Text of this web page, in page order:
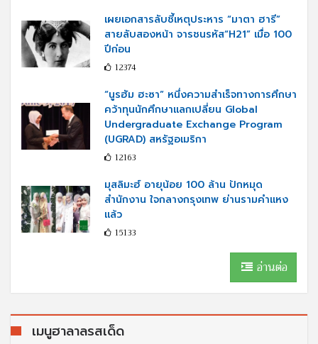
เผยเอกสารลับชี้เหตุประหาร “มาตา ฮารี”
สายลับสองหน้า จารชนรหัส“H21” เมื่อ 100
ปีก่อน
12374
“นูรฮัม ฮะซา” หนึ่งความสำเร็จทางการศึกษา
คว้าทุนนักศึกษาแลกเปลี่ยน Global
Undergraduate Exchange Program
(UGRAD) สหรัฐอเมริกา
12163
มุสลิมะฮ์ อายุน้อย 100 ล้าน ปักหมุด
สำนักงาน ใจกลางกรุงเทพ ย่านรามคำแหง
แล้ว
15133
อ่านต่อ
เมนูฮาลาลรสเด็ด